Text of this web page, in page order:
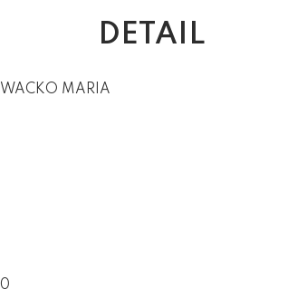
DETAIL
WACKO MARIA